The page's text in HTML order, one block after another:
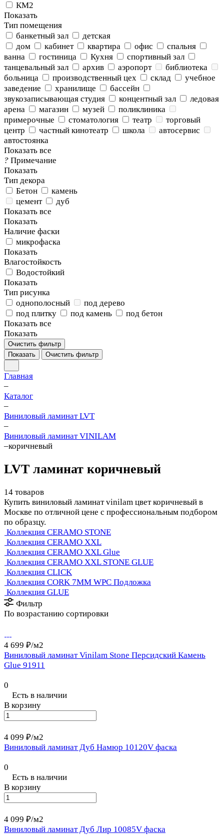
КМ2
Показать
Тип помещения
банкетный зал
детская
дом
кабинет квартира офис
спальня
ванна
гостиница Кухня
спортивный зал
танцевальный зал
архив аэропорт
библиотека
больница
производственный цех склад
учебное
заведение
хранилище
бассейн
звукозаписывающая студия
концентный зал
ледовая
арена
магазин музей
поликлиника
примерочные
стоматология театр
торговый
центр
частный кинотеатр школа
автосервис
автостоянка
Показать все
? Примечание
Показать
Тип декора
Бетон
камень
цемент
дуб
Показать все
Показать
Наличие фаски
микрофаска
Показать
Влагостойкость
Водостойкий
Показать
Тип рисунка
однополосный
под дерево
под плитку
под камень
под бетон
Показать все
Показать
Очистить фильтр
Показать
Очистить фильтр
Главная
–
Каталог
–
Виниловый ламинат LVT
–
Виниловый ламинат VINILAM
–коричневый
LVT ламинат коричневый
14 товаров
Купить виниловый ламинат vinilam цвет коричневый в
Москве по отличной цене с профессиональным подбором
по образцу.
Коллекция CERAMO STONE
Коллекция CERAMO XXL
Коллекция CERAMO XXL Glue
Коллекция CERAMO XXL STONE GLUE
Коллекция CLICK
Коллекция CORK 7MM WPC Подложка
Коллекция GLUE
Фильтр
По возрастанию сортировки
4 699 ₽/м2
Виниловый ламинат Vinilam Stone Персидский Камень
Glue 91911
0
Есть в наличии
В корзину
4 099 ₽/м2
Виниловый ламинат Дуб Намюр 10120V фаска
0
Есть в наличии
В корзину
4 099 ₽/м2
Виниловый ламинат Дуб Лир 10085V фаска